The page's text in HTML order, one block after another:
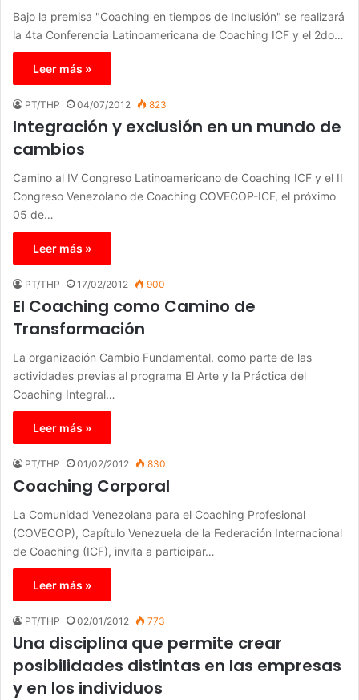
Bajo la premisa "Coaching en tiempos de Inclusión" se realizará
la 4ta Conferencia Latinoamericana de Coaching ICF y el 2do…
Leer más »
PT/THP 04/07/2012 823
Integración y exclusión en un mundo de
cambios
Camino al IV Congreso Latinoamericano de Coaching ICF y el II
Congreso Venezolano de Coaching COVECOP-ICF, el próximo
05 de…
Leer más »
PT/THP 17/02/2012 900
El Coaching como Camino de
Transformación
La organización Cambio Fundamental, como parte de las
actividades previas al programa El Arte y la Práctica del
Coaching Integral…
Leer más »
PT/THP 01/02/2012 830
Coaching Corporal
La Comunidad Venezolana para el Coaching Profesional
(COVECOP), Capítulo Venezuela de la Federación Internacional
de Coaching (ICF), invita a participar…
Leer más »
PT/THP 02/01/2012 773
Una disciplina que permite crear
posibilidades distintas en las empresas
y en los individuos